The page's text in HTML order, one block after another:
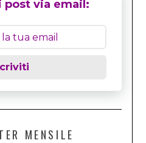
post via email:
MENSILE